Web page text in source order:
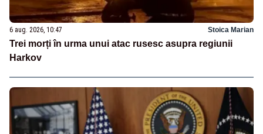
6 aug. 2026, 10:47 Stoica Marian
Trei morți în urma unui atac rusesc asupra regiunii
Harkov